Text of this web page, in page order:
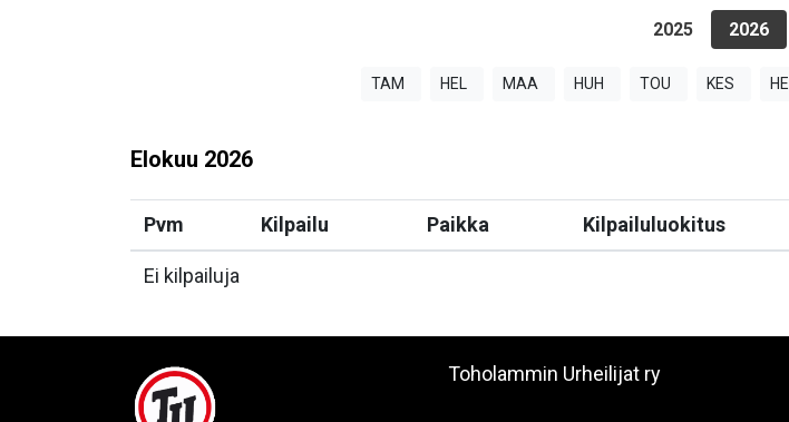
2025 2026
TAM HEL MAA HUH TOU KES HEI
Elokuu 2026
Pvm Kilpailu Paikka Kilpailuluokitus
Ei kilpailuja
Toholammin Urheilijat ry